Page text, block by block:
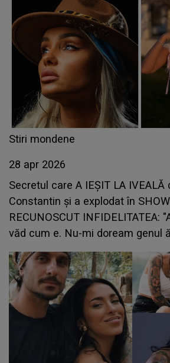
Stiri mondene
28 apr 2026
Secretul care A IEȘIT LA IVEALĂ
Constantin și a explodat în
RECUNOSCUT INFIDELITATEA:
văd cum e. Nu-mi doream genul
lângă mine, mai ales că eram în..."